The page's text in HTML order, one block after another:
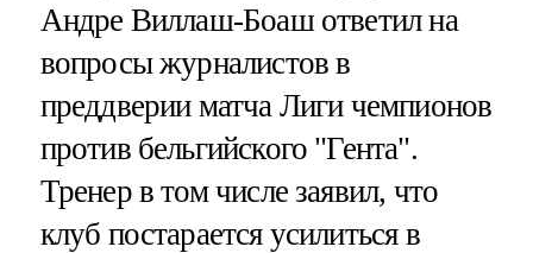
Андре Виллаш-Боаш ответил на
вопросы журналистов в
преддверии матча Лиги чемпионов
против бельгийского "Гента".
Тренер в том числе заявил, что
клуб постарается усилиться в